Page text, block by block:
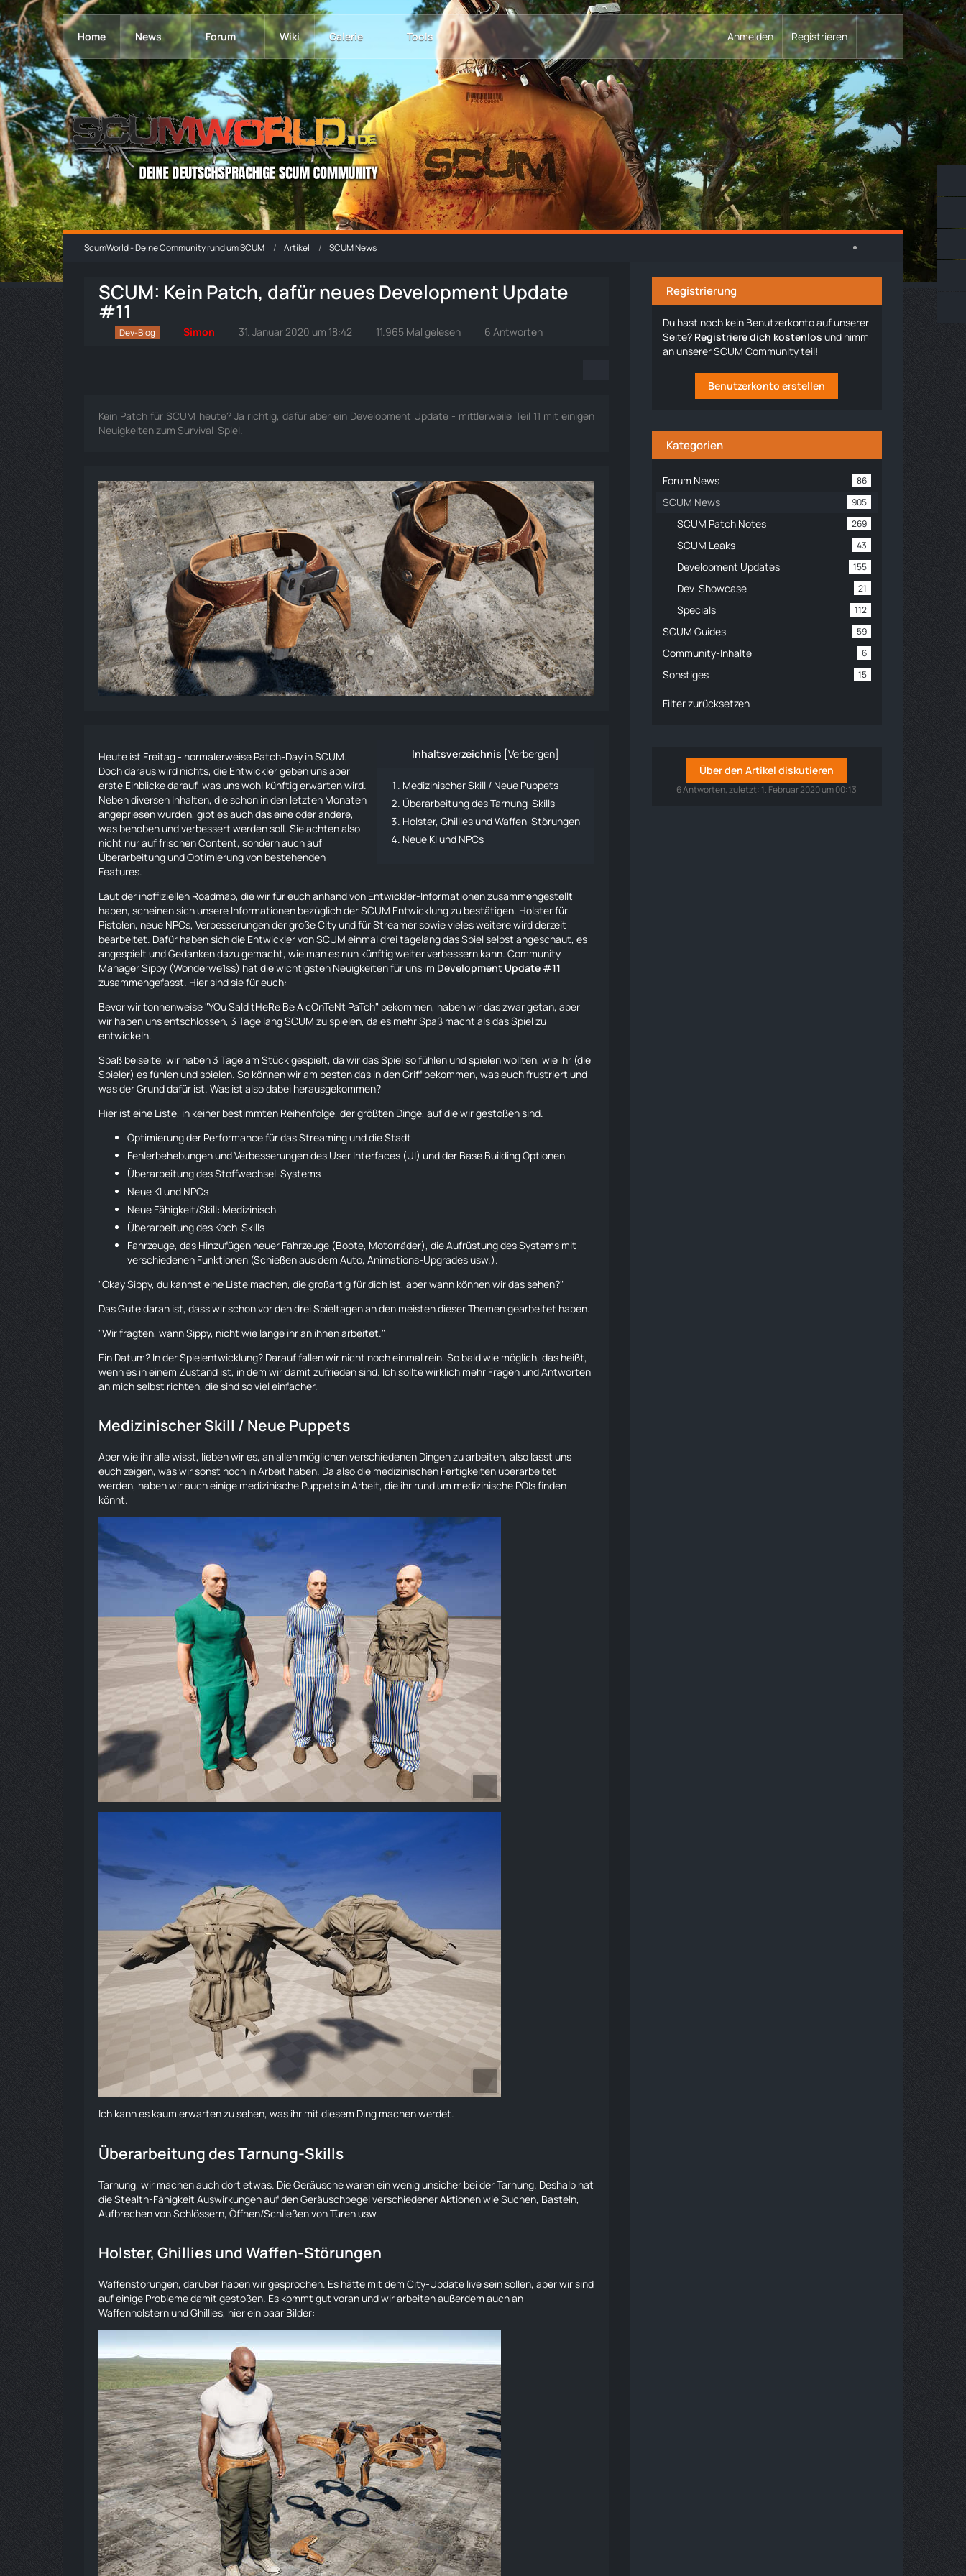
Home News Forum Wiki Galerie Tools Anmelden Registrieren
ScumWorld - Deine Community rund um SCUM Artikel SCUM News
SCUM: Kein Patch, dafür neues Development Update
#11
Dev-Blog Simon 31. Januar 2020 um 18:42 11.965 Mal gelesen 6 Antworten
Kein Patch für SCUM heute? Ja richtig, dafür aber ein Development Update - mittlerweile Teil 11 mit einigen
Neuigkeiten zum Survival-Spiel.
Inhaltsverzeichnis [Verbergen]
Medizinischer Skill / Neue Puppets
Überarbeitung des Tarnung-Skills
Holster, Ghillies und Waffen-Störungen
Neue KI und NPCs
Heute ist Freitag - normalerweise Patch-Day in SCUM.
Doch daraus wird nichts, die Entwickler geben uns aber
erste Einblicke darauf, was uns wohl künftig erwarten wird.
Neben diversen Inhalten, die schon in den letzten Monaten
angepriesen wurden, gibt es auch das eine oder andere,
was behoben und verbessert werden soll. Sie achten also
nicht nur auf frischen Content, sondern auch auf
Überarbeitung und Optimierung von bestehenden
Features.
Laut der inoffiziellen Roadmap, die wir für euch anhand von Entwickler-Informationen zusammengestellt
haben, scheinen sich unsere Informationen bezüglich der SCUM Entwicklung zu bestätigen. Holster für
Pistolen, neue NPCs, Verbesserungen der große City und für Streamer sowie vieles weitere wird derzeit
bearbeitet. Dafür haben sich die Entwickler von SCUM einmal drei tagelang das Spiel selbst angeschaut, es
angespielt und Gedanken dazu gemacht, wie man es nun künftig weiter verbessern kann. Community
Manager Sippy (Wonderwe1ss) hat die wichtigsten Neuigkeiten für uns im Development Update #11
zusammengefasst. Hier sind sie für euch:
Bevor wir tonnenweise "YOu SaId tHeRe Be A cOnTeNt PaTch" bekommen, haben wir das zwar getan, aber
wir haben uns entschlossen, 3 Tage lang SCUM zu spielen, da es mehr Spaß macht als das Spiel zu
entwickeln.
Spaß beiseite, wir haben 3 Tage am Stück gespielt, da wir das Spiel so fühlen und spielen wollten, wie ihr (die
Spieler) es fühlen und spielen. So können wir am besten das in den Griff bekommen, was euch frustriert und
was der Grund dafür ist. Was ist also dabei herausgekommen?
Hier ist eine Liste, in keiner bestimmten Reihenfolge, der größten Dinge, auf die wir gestoßen sind.
Optimierung der Performance für das Streaming und die Stadt
Fehlerbehebungen und Verbesserungen des User Interfaces (UI) und der Base Building Optionen
Überarbeitung des Stoffwechsel-Systems
Neue KI und NPCs
Neue Fähigkeit/Skill: Medizinisch
Überarbeitung des Koch-Skills
Fahrzeuge, das Hinzufügen neuer Fahrzeuge (Boote, Motorräder), die Aufrüstung des Systems mit
verschiedenen Funktionen (Schießen aus dem Auto, Animations-Upgrades usw.).
"Okay Sippy, du kannst eine Liste machen, die großartig für dich ist, aber wann können wir das sehen?"
Das Gute daran ist, dass wir schon vor den drei Spieltagen an den meisten dieser Themen gearbeitet haben.
"Wir fragten, wann Sippy, nicht wie lange ihr an ihnen arbeitet."
Ein Datum? In der Spielentwicklung? Darauf fallen wir nicht noch einmal rein. So bald wie möglich, das heißt,
wenn es in einem Zustand ist, in dem wir damit zufrieden sind. Ich sollte wirklich mehr Fragen und Antworten
an mich selbst richten, die sind so viel einfacher.
Medizinischer Skill / Neue Puppets
Aber wie ihr alle wisst, lieben wir es, an allen möglichen verschiedenen Dingen zu arbeiten, also lasst uns
euch zeigen, was wir sonst noch in Arbeit haben. Da also die medizinischen Fertigkeiten überarbeitet
werden, haben wir auch einige medizinische Puppets in Arbeit, die ihr rund um medizinische POIs finden
könnt.
Ich kann es kaum erwarten zu sehen, was ihr mit diesem Ding machen werdet.
Überarbeitung desTarnung-Skills
Tarnung, wir machen auch dort etwas. Die Geräusche waren ein wenig unsicher bei derTarnung. Deshalb hat
die Stealth-Fähigkeit Auswirkungen auf den Geräuschpegel verschiedener Aktionen wie Suchen, Basteln,
Aufbrechen von Schlössern, Öffnen/Schließen von Türen usw.
Holster, Ghillies und Waffen-Störungen
Waffenstörungen, darüber haben wir gesprochen. Es hätte mit dem City-Update live sein sollen, aber wir sind
auf einige Probleme damit gestoßen. Es kommt gut voran und wir arbeiten außerdem auch an
Waffenholstern und Ghillies, hier ein paar Bilder:
Registrierung
Du hast noch kein Benutzerkonto auf unserer
Seite? Registriere dich kostenlos und nimm
an unserer SCUM Community teil!
Benutzerkonto erstellen
Kategorien
Forum News 86
SCUM News 905
SCUM Patch Notes 269
SCUM Leaks 43
Development Updates 155
Dev-Showcase 21
Specials 112
SCUM Guides 59
Community-Inhalte 6
Sonstiges 15
Filter zurücksetzen
Über den Artikel diskutieren
6 Antworten, zuletzt: 1. Februar 2020 um 00:13